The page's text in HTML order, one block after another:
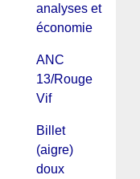
analyses et
économie
ANC
13/Rouge
Vif
Billet
(aigre)
doux